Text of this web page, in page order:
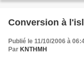
Conversion à
Publié le 11/10/2006 à
Par KNTHMH